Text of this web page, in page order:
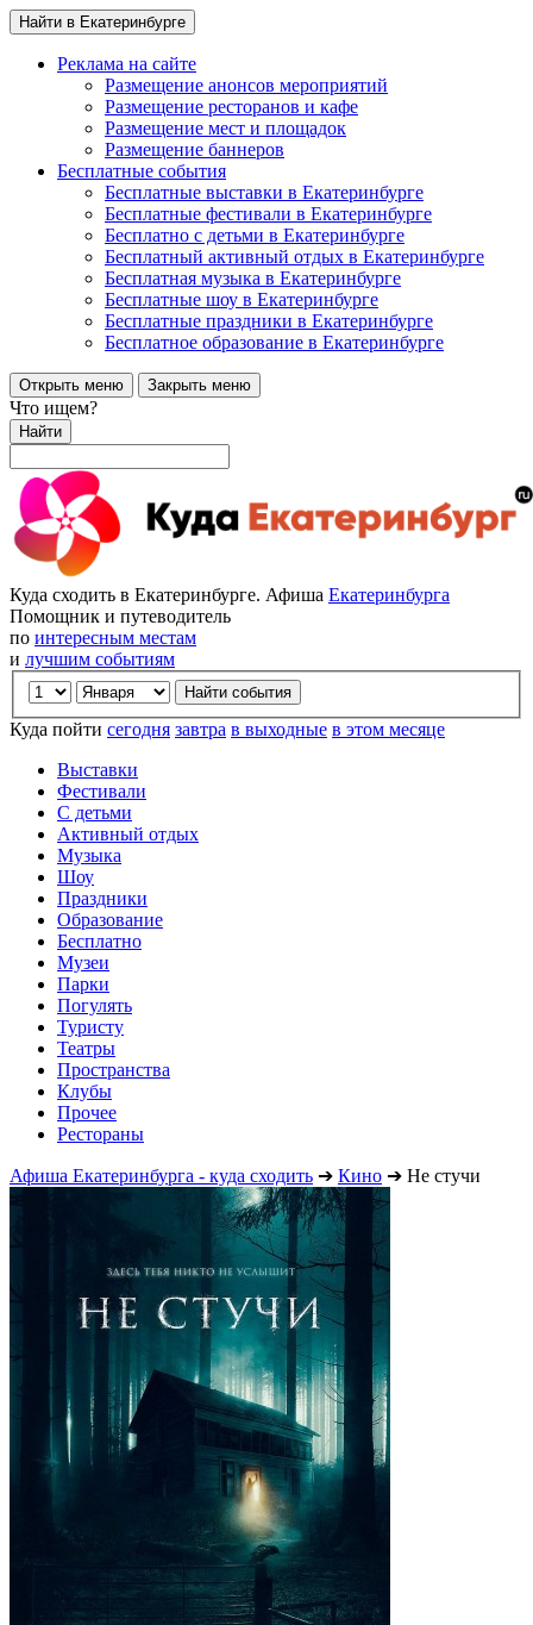
Найти в Екатеринбурге
Реклама на сайте
Размещение анонсов мероприятий
Размещение ресторанов и кафе
Размещение мест и площадок
Размещение баннеров
Бесплатные события
Бесплатные выставки в Екатеринбурге
Бесплатные фестивали в Екатеринбурге
Бесплатно с детьми в Екатеринбурге
Бесплатный активный отдых в Екатеринбурге
Бесплатная музыка в Екатеринбурге
Бесплатные шоу в Екатеринбурге
Бесплатные праздники в Екатеринбурге
Бесплатное образование в Екатеринбурге
Открыть меню Закрыть меню
Что ищем?
Найти
Куда сходить в Екатеринбурге. Афиша Екатеринбурга
Помощник и путеводитель
по интересным местам
и лучшим событиям
Куда пойти сегодня завтра в выходные в этом месяце
Выставки
Фестивали
С детьми
Активный отдых
Музыка
Шоу
Праздники
Образование
Бесплатно
Музеи
Парки
Погулять
Туристу
Театры
Пространства
Клубы
Прочее
Рестораны
Афиша Екатеринбурга - куда сходить ➔ Кино ➔ Не стучи